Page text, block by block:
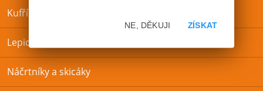
Kufříky
Lepidla
Náčrtníky a skicáky
ZÍSKAT
NE, DĚKUJI